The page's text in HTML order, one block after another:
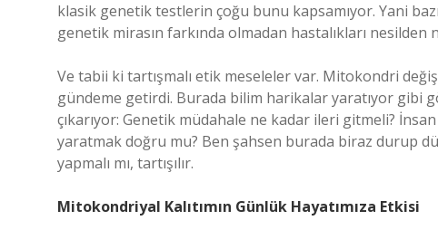
klasik genetik testlerin çoğu bunu kapsamıyor. Yani
genetik mirasın farkında olmadan hastalıkları
Ve tabii ki tartışmalı etik meseleler var. Mitokondri
gündeme getirdi. Burada bilim harikalar yaratıyor gibi
çıkarıyor: Genetik müdahale ne kadar ileri gitmeli?
yaratmak doğru mu? Ben şahsen burada biraz durup
yapmalı mı, tartışılır.
Mitokondriyal Kalıtımın Günlük Hayatımıza Etkisi